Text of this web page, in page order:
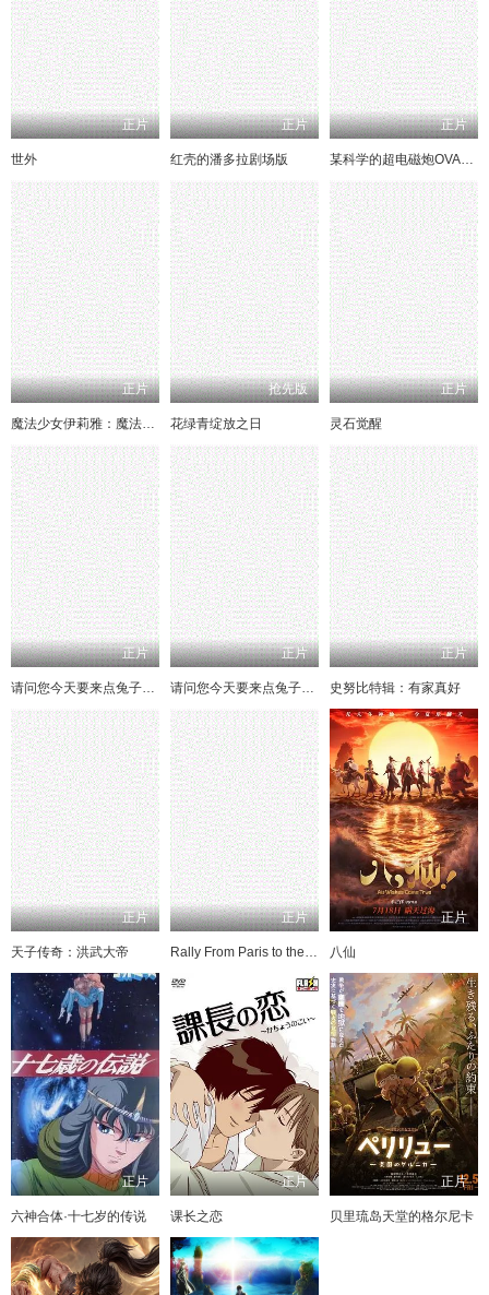
正片
世外
正片
红壳的潘多拉剧场版
正片
某科学的超电磁炮OVA：御坂学姐现在是焦点人物
正片
魔法少女伊莉雅：魔法少女in温泉旅行
抢先版
花绿青绽放之日
正片
灵石觉醒
正片
请问您今天要来点兔子吗 Sing for You
正片
请问您今天要来点兔子吗剧场版
正片
史努比特辑：有家真好
正片
天子传奇：洪武大帝
正片
Rally From Paris to the Pyramids
正片
八仙
正片
六神合体·十七岁的传说
正片
课长之恋
正片
贝里琉岛天堂的格尔尼卡